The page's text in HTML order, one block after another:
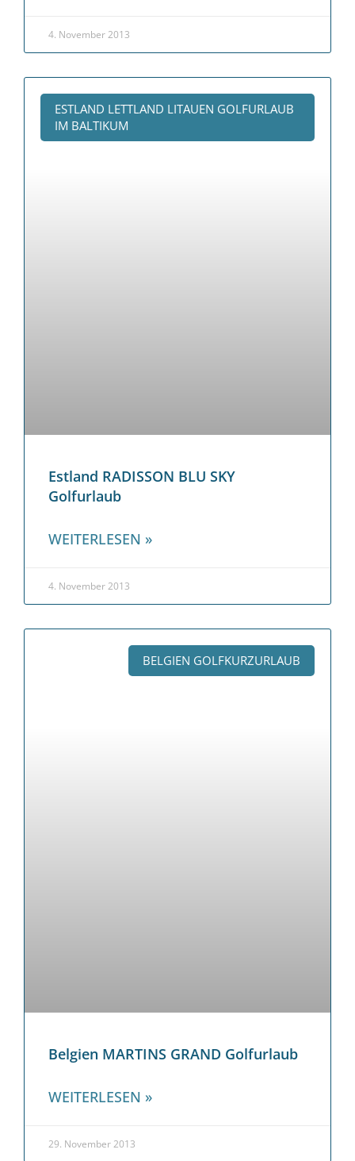
4. November 2013
ESTLAND LETTLAND LITAUEN GOLFURLAUB
IM BALTIKUM
Estland RADISSON BLU SKY
Golfurlaub
WEITERLESEN »
4. November 2013
BELGIEN GOLFKURZURLAUB
Belgien MARTINS GRAND Golfurlaub
WEITERLESEN »
29. November 2013